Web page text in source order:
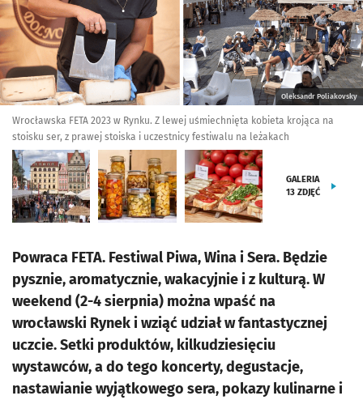
Oleksandr Poliakovsky
Wrocławska FETA 2023 w Rynku. Z lewej uśmiechnięta kobieta krojąca na
stoisku ser, z prawej stoiska i uczestnicy festiwalu na leżakach
GALERIA
13 ZDJĘĆ
Powraca FETA. Festiwal Piwa, Wina i Sera. Będzie
pysznie, aromatycznie, wakacyjnie i z kulturą. W
weekend (2-4 sierpnia) można wpaść na
wrocławski Rynek i wziąć udział w fantastycznej
uczcie. Setki produktów, kilkudziesięciu
wystawców, a do tego koncerty, degustacje,
nastawianie wyjątkowego sera, pokazy kulinarne i